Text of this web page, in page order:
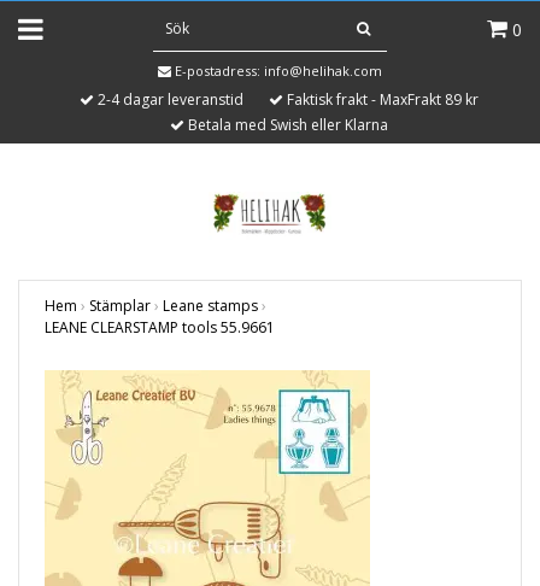
0
E-postadress: info@helihak.com
2-4 dagar leveranstid
Faktisk frakt - MaxFrakt 89 kr
Betala med Swish eller Klarna
Hem › Stämplar› Leane stamps›
LEANE CLEARSTAMP tools 55.9661